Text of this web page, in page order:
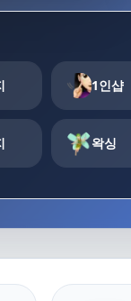
1인샵
왁싱